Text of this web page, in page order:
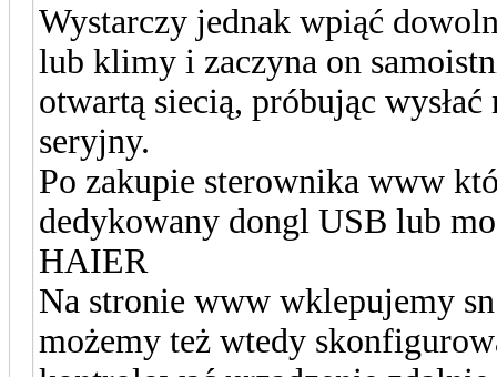
Wystarczy jednak wpiąć
lub klimy i zaczyna on
otwartą siecią, próbując
seryjny.
Po zakupie sterownika www
dedykowany dongl USB lub
HAIER
Na stronie www wklepujemy
możemy też wtedy